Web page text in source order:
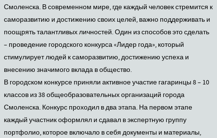
Смоленска. В современном мире, где каждый человек стремится к
саморазвитию и достижению своих целей, важно поддерживать и
поощрять талантливых личностей. Один из способов это сделать
– проведение городского конкурса «Лидер года», который
стимулирует людей к саморазвитию, достижению успеха и
внесению значимого вклада в общество.
В городском конкурсе приняли активное участие гагаринцы 8 – 10
классов из 38 общеобразовательных организаций города
Смоленска. Конкурс проходил в два этапа. На первом этапе
каждый участник оформлял и сдавал в экспертную группу
портфолио, которое включало в себя документы и материалы,